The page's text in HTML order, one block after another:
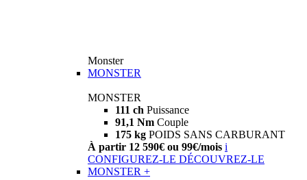
Monster
MONSTER
MONSTER
111 ch Puissance
91,1 Nm Couple
175 kg POIDS SANS CARBURANT
À partir 12 590€ ou 99€/mois i
CONFIGUREZ-LE DÉCOUVREZ-LE
MONSTER +